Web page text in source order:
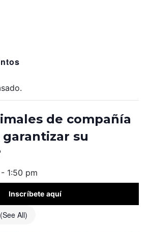
de compañía
su
- 1:50 pm
(See All)
Inscríbete aquí